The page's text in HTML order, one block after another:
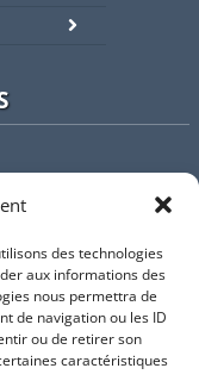
des technologies
aux informations des
nous permettra de
de navigation ou les ID
ou de retirer son
caractéristiques